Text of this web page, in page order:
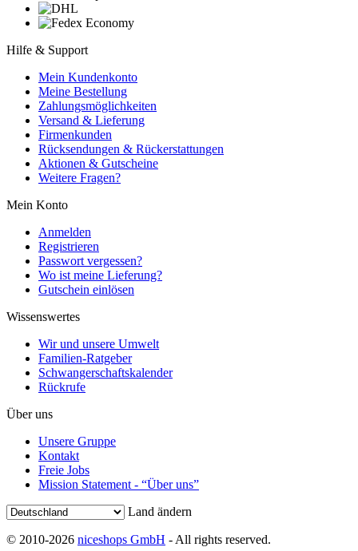
Hilfe & Support
Mein Kundenkonto
Meine Bestellung
Zahlungsmöglichkeiten
Versand & Lieferung
Firmenkunden
Rücksendungen & Rückerstattungen
Aktionen & Gutscheine
Weitere Fragen?
Mein Konto
Anmelden
Registrieren
Passwort vergessen?
Wo ist meine Lieferung?
Gutschein einlösen
Wissenswertes
Wir und unsere Umwelt
Familien-Ratgeber
Schwangerschaftskalender
Rückrufe
Über uns
Unsere Gruppe
Kontakt
Freie Jobs
Mission Statement - “Über uns”
Land ändern
© 2010-2026 niceshops GmbH - All rights reserved.